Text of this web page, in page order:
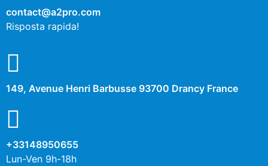
contact@a2pro.com
Risposta rapida!
149, Avenue Henri Barbusse 93700 Drancy France
+33148950655
Lun-Ven 9h-18h